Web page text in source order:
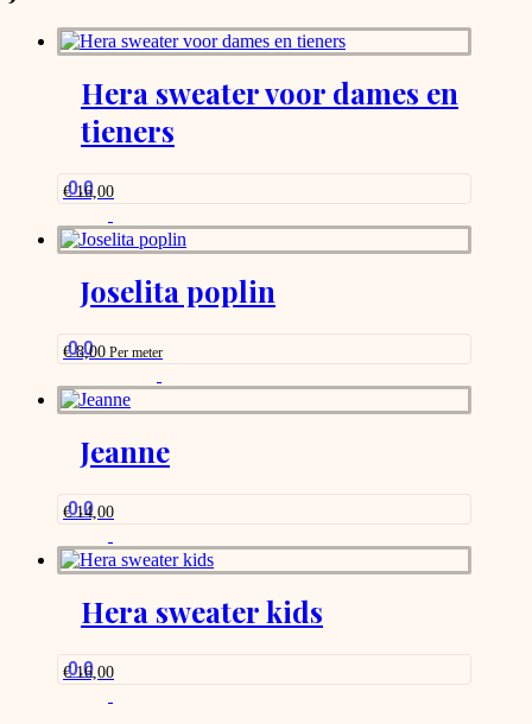
Hera sweater voor dames en
tieners
0.0
€16,00
Joselita poplin
0.0
€8,00 Per meter
product
has
on
page
Jeanne
0.0
€14,00
Hera sweater kids
0.0
€16,00